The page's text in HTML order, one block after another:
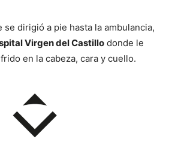
se dirigió a pie hasta la ambulancia,
Virgen del Castillo donde le
en la cabeza, cara y cuello.